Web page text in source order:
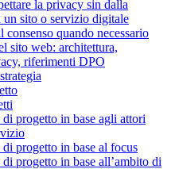
la privacy sin dalla
un sito o servizio digitale
quando necessario
sito web: architettura,
riferimenti DPO
progetto in base agli attori
progetto in base al focus
progetto in base all’ambito di